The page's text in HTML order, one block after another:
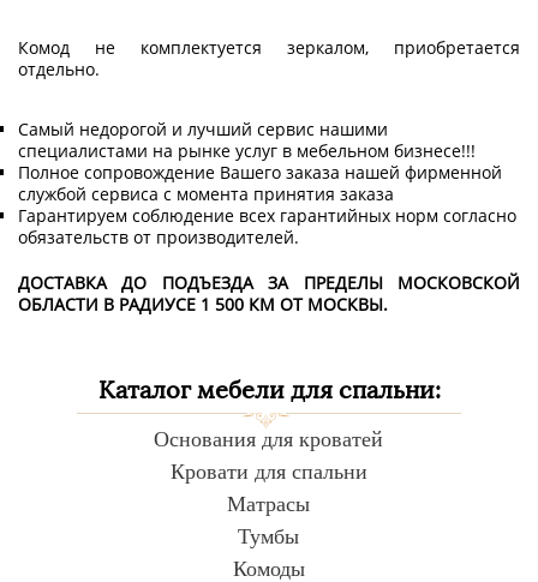
Комод не комплектуется зеркалом, приобретается
отдельно.
Самый недорогой и лучший сервис нашими
специалистами на рынке услуг в мебельном бизнесе!!!
Полное сопровождение Вашего заказа нашей фирменной
службой сервиса с момента принятия заказа
Гарантируем соблюдение всех гарантийных норм согласно
обязательств от производителей.
ДОСТАВКА ДО ПОДЪЕЗДА ЗА ПРЕДЕЛЫ МОСКОВСКОЙ
ОБЛАСТИ В РАДИУСЕ 1 500 КМ ОТ МОСКВЫ.
Каталог мебели для спальни:
Основания для кроватей
Кровати для спальни
Матрасы
Тумбы
Комоды